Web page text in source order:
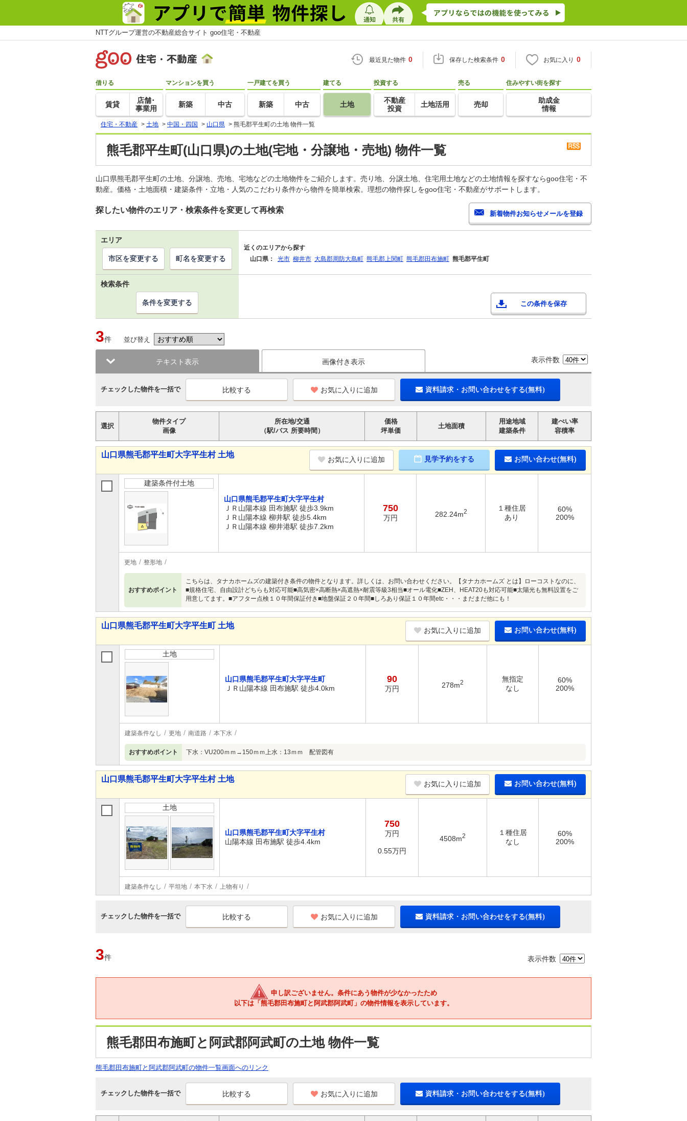
NTTグループ運営の不動産総合サイト goo住宅・不動産
最近見た物件 0 保存した検索条件 0 お気に入り 0
借りる
賃貸
店舗･
事業用
マンションを買う
新築 中古
一戸建てを買う
新築 中古
建てる
土地
投資する
不動産
投資
土地活用
売る
売却
住みやすい街を探す
助成金
情報
住宅・不動産 > 土地 > 中国・四国 > 山口県 > 熊毛郡平生町の土地 物件一覧
熊毛郡平生町(山口県)の土地(宅地・分譲地・売地) 物件一覧
山口県熊毛郡平生町の土地、分譲地、売地、宅地などの土地物件をご紹介します。売り地、分譲土地、住宅用土地などの土地情報を探すならgoo住宅・不
動産。価格・土地面積・建築条件・立地・人気のこだわり条件から物件を簡単検索。理想の物件探しをgoo住宅・不動産がサポートします。
探したい物件のエリア・検索条件を変更して再検索
エリア
近くのエリアから探す
山口県：
光市 柳井市 大島郡周防大島町 熊毛郡上関町 熊毛郡田布施町 熊毛郡平生町
市区を変更する 町名を変更する
検索条件
この条件を保存
条件を変更する
3件 並び替え
テキスト表示 画像付き表示 表示件数
チェックした物件を一括で お気に入りに追加 資料請求・お問い合わせをする(無料)
選択
物件タイプ
画像
所在地/交通
（駅/バス 所要時間）
価格
坪単価
土地面積
用途地域
建築条件
建ぺい率
容積率
山口県熊毛郡平生町大字平生村 土地
お気に入りに追加 見学予約をする お問い合わせ(無料)
建築条件付土地
山口県熊毛郡平生町大字平生村
ＪＲ山陽本線 田布施駅 徒歩3.9km
ＪＲ山陽本線 柳井駅 徒歩5.4km
ＪＲ山陽本線 柳井港駅 徒歩7.2km
750
万円 282.24m2
１種住居
あり
60%
200%
更地 整形地
おすすめポイント
こちらは、タナカホームズの建築付き条件の物件となります。詳しくは、お問い合わせください。【タナカホームズ とは】ローコストなのに、
■規格住宅、自由設計どちらも対応可能■高気密×高断熱×高遮熱×耐震等級3相当■オール電化■ZEH、HEAT20も対応可能■太陽光も無料設置をご
用意してます。■アフター点検１０年間保証付き■地盤保証２０年間■しろあり保証１０年間etc・・・まだまだ他にも！
山口県熊毛郡平生町大字平生町 土地
お気に入りに追加 お問い合わせ(無料)
土地
山口県熊毛郡平生町大字平生町
ＪＲ山陽本線 田布施駅 徒歩4.0km
90
万円 278m2
無指定
なし
60%
200%
建築条件なし 更地 南道路 本下水
おすすめポイント 下水：VU200ｍｍ→150ｍｍ上水：13ｍｍ 配管図有
山口県熊毛郡平生町大字平生村 土地
お気に入りに追加 お問い合わせ(無料)
土地
山口県熊毛郡平生町大字平生村
山陽本線 田布施駅 徒歩4.4km
750
万円
0.55万円
4508m2
１種住居
なし
60%
200%
建築条件なし 平坦地 本下水 上物有り
チェックした物件を一括で お気に入りに追加 資料請求・お問い合わせをする(無料)
3件 表示件数
申し訳ございません。条件にあう物件が少なかったため
以下は「熊毛郡田布施町と阿武郡阿武町」の物件情報を表示しています。
熊毛郡田布施町と阿武郡阿武町の土地 物件一覧
熊毛郡田布施町と阿武郡阿武町の物件一覧画面へのリンク
チェックした物件を一括で お気に入りに追加 資料請求・お問い合わせをする(無料)